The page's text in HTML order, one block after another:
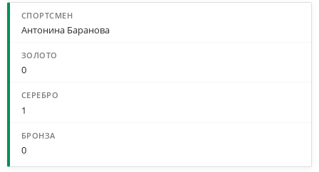
Антонина Баранова
0
1
0